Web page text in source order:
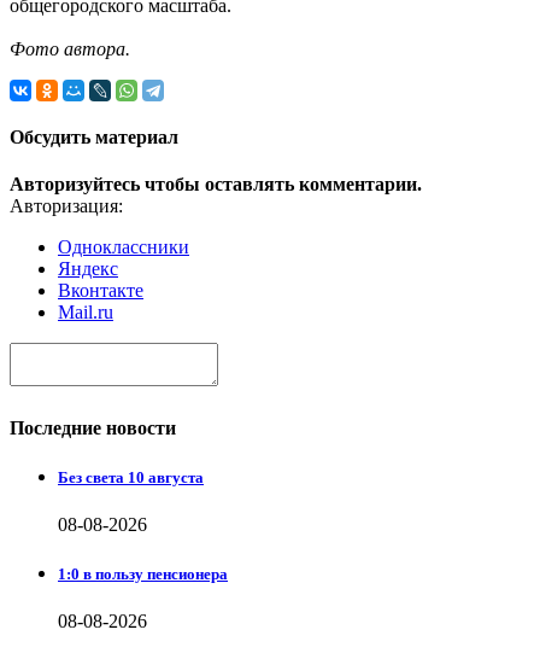
общегородского масштаба.
Фото автора.
Обсудить материал
Авторизуйтесь чтобы оставлять комментарии.
Авторизация:
Одноклассники
Яндекс
Вконтакте
Mail.ru
Последние новости
Без света 10 августа
08-08-2026
1:0 в пользу пенсионера
08-08-2026